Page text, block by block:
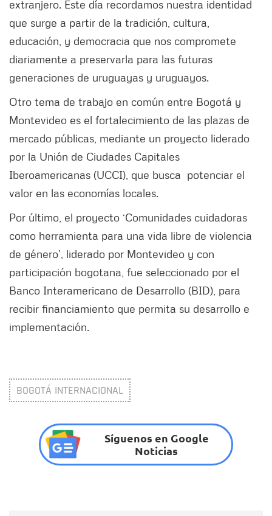
extranjero. Este día recordamos nuestra identidad
que surge a partir de la tradición, cultura,
educación, y democracia que nos compromete
diariamente a preservarla para las futuras
generaciones de uruguayas y uruguayos.
Otro tema de trabajo en común entre Bogotá y
Montevideo es el fortalecimiento de las plazas de
mercado públicas, mediante un proyecto liderado
por la Unión de Ciudades Capitales
Iberoamericanas (UCCI), que busca potenciar el
valor en las economías locales.
Por último, el proyecto ‘Comunidades cuidadoras
como herramienta para una vida libre de violencia
de género’, liderado por Montevideo y con
participación bogotana, fue seleccionado por el
Banco Interamericano de Desarrollo (BID), para
recibir financiamiento que permita su desarrollo e
implementación.
BOGOTÁ INTERNACIONAL
Síguenos en Google
Noticias